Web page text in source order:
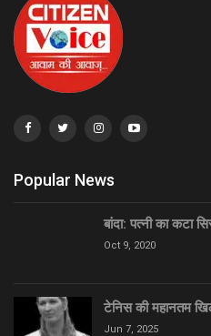
Popular News
बांदा: पत्नी का कटा
Oct 9, 2020
टेनिस की महानतम
Jun 7, 2025